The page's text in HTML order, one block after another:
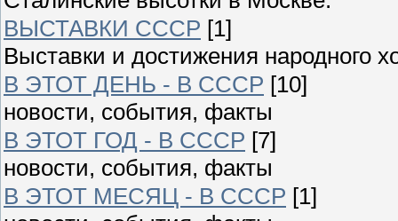
ВЫСТАВКИ СССР [1]
Выставки и достижения народного
В ЭТОТ ДЕНЬ - В СССР [10]
новости, события, факты
В ЭТОТ ГОД - В СССР [7]
новости, события, факты
В ЭТОТ МЕСЯЦ - В СССР [1]